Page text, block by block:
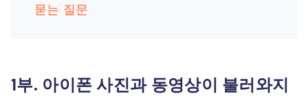
묻는 질문
1부. 아이폰 사진과 동영상이 불러와지